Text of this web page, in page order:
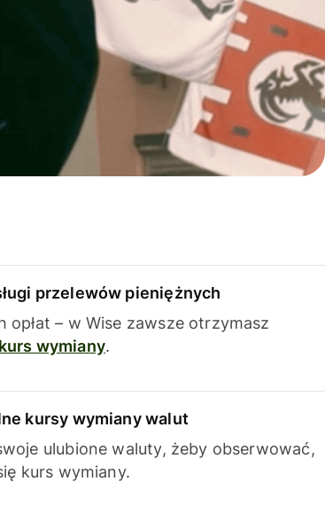
przelewów pieniężnych
opłat – w Wise zawsze otrzymasz
wymiany.
kursy wymiany walut
ulubione waluty, żeby obserwować,
kurs wymiany.